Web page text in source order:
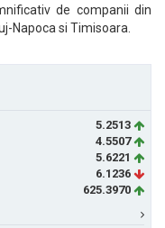
de companii din
Napoca si Timisoara.
5.2513
4.5507
5.6221
6.1236
625.3970